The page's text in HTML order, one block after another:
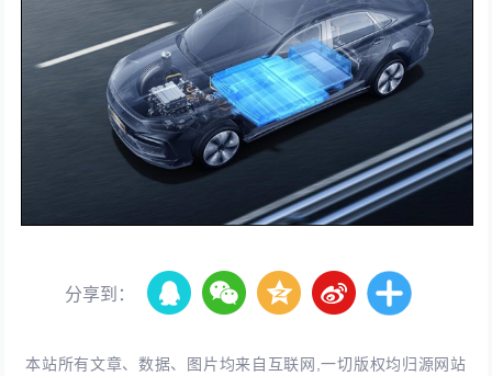
分享到：
本站所有文章、数据、图片均来自互联网,一切版权均归源网站